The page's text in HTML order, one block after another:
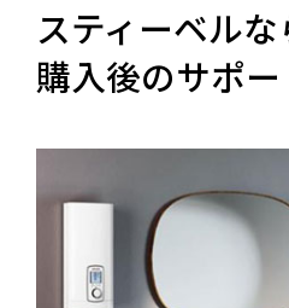
スティーベル
購入後のサポ